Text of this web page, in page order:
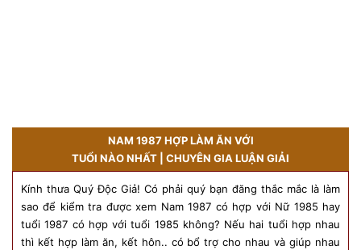
NAM 1987 HỢP LÀM ĂN VỚI
TUỔI NÀO NHẤT | CHUYÊN GIA LUẬN GIẢI
Kính thưa Quý Độc Giả! Có phải quý bạn đăng thắc mắc là làm
sao để kiểm tra được xem Nam 1987 có hợp với Nữ 1985 hay
tuổi 1987 có hợp với tuổi 1985 không? Nếu hai tuổi hợp nhau
thì kết hợp làm ăn, kết hôn.. có bổ trợ cho nhau và giúp nhau